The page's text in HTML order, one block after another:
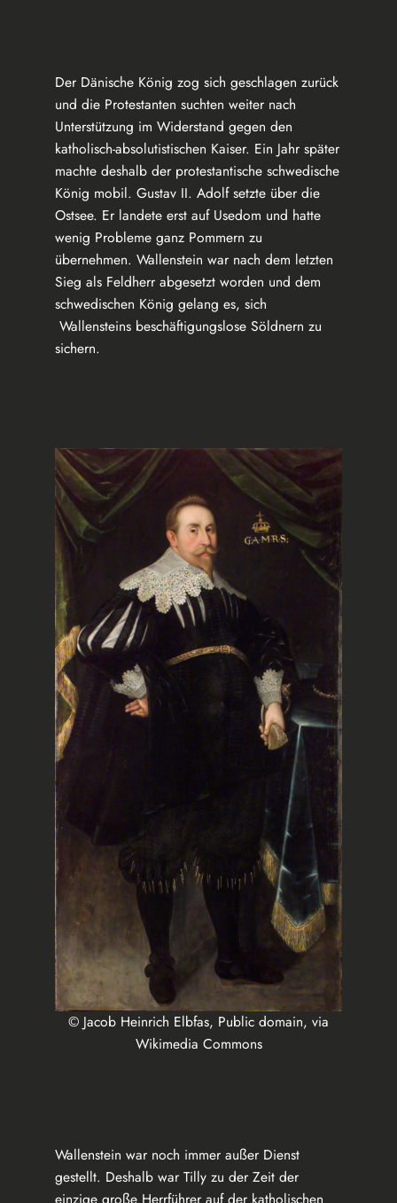
Der Dänische König zog sich geschlagen zurück
und die Protestanten suchten weiter nach
Unterstützung im Widerstand gegen den
katholisch-absolutistischen Kaiser. Ein Jahr später
machte deshalb der protestantische schwedische
König mobil. Gustav II. Adolf setzte über die
Ostsee. Er landete erst auf Usedom und hatte
wenig Probleme ganz Pommern zu
übernehmen. Wallenstein war nach dem letzten
Sieg als Feldherr abgesetzt worden und dem
schwedischen König gelang es, sich
Wallensteins beschäftigungslose Söldnern zu
sichern.
© Jacob Heinrich Elbfas, Public domain, via
Wikimedia Commons
Wallenstein war noch immer außer Dienst
gestellt. Deshalb war Tilly zu der Zeit der